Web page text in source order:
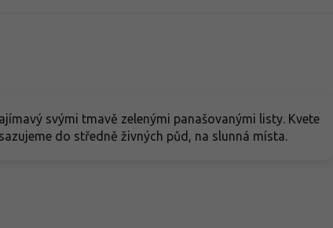
svými tmavě zelenými panašovanými listy. Kvete
do středně živných půd, na slunná místa.